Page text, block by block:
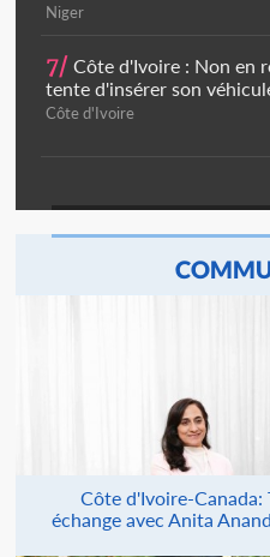
Niger
7/ Côte d'Ivoire : Non en
tente d'insérer son
Côte d'Ivoire
Côte d'Ivoire-
échange avec Anita